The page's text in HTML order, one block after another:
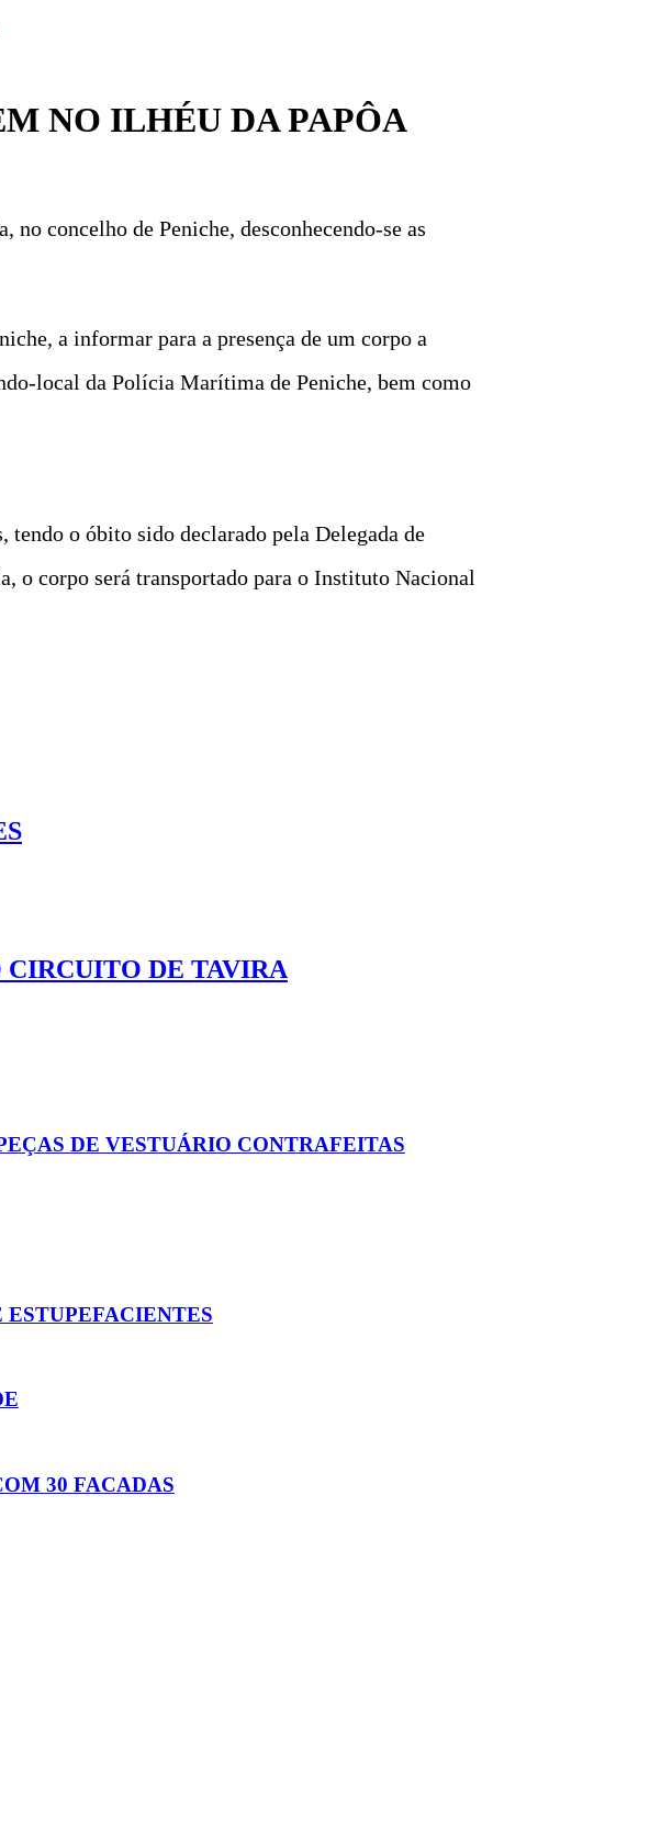
NO ILHÉU DA PAPÔA
concelho de Peniche, desconhecendo-se as
a informar para a presença de um corpo a
local da Polícia Marítima de Peniche, bem como
tendo o óbito sido declarado pela Delegada de
o corpo será transportado para o Instituto Nacional
DE TAVIRA
DE VESTUÁRIO CONTRAFEITAS
30 FACADAS